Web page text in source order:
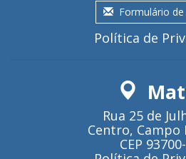
Formulário
Política de
Rua 25 de
Centro, Campo
CEP